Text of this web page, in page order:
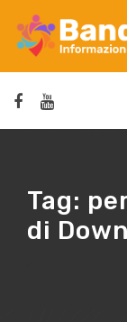
Tag:
di Down